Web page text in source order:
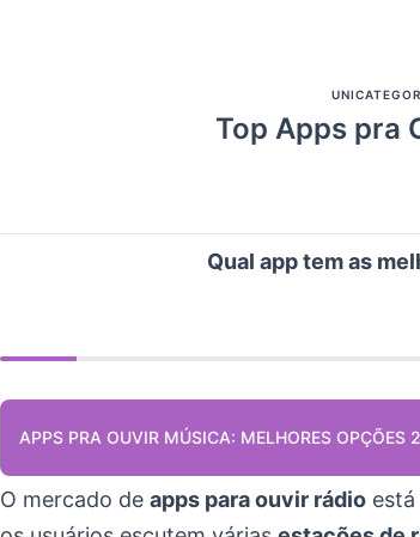
Top Apps pra
Qual app tem as
APPS PRA OUVIR MÚSICA: MELHORES OPÇÕES
O mercado de apps para ouvir rádio